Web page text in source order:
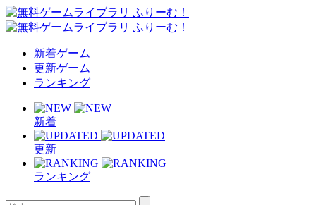
新着ゲーム
更新ゲーム
ランキング
新着
更新
ランキング